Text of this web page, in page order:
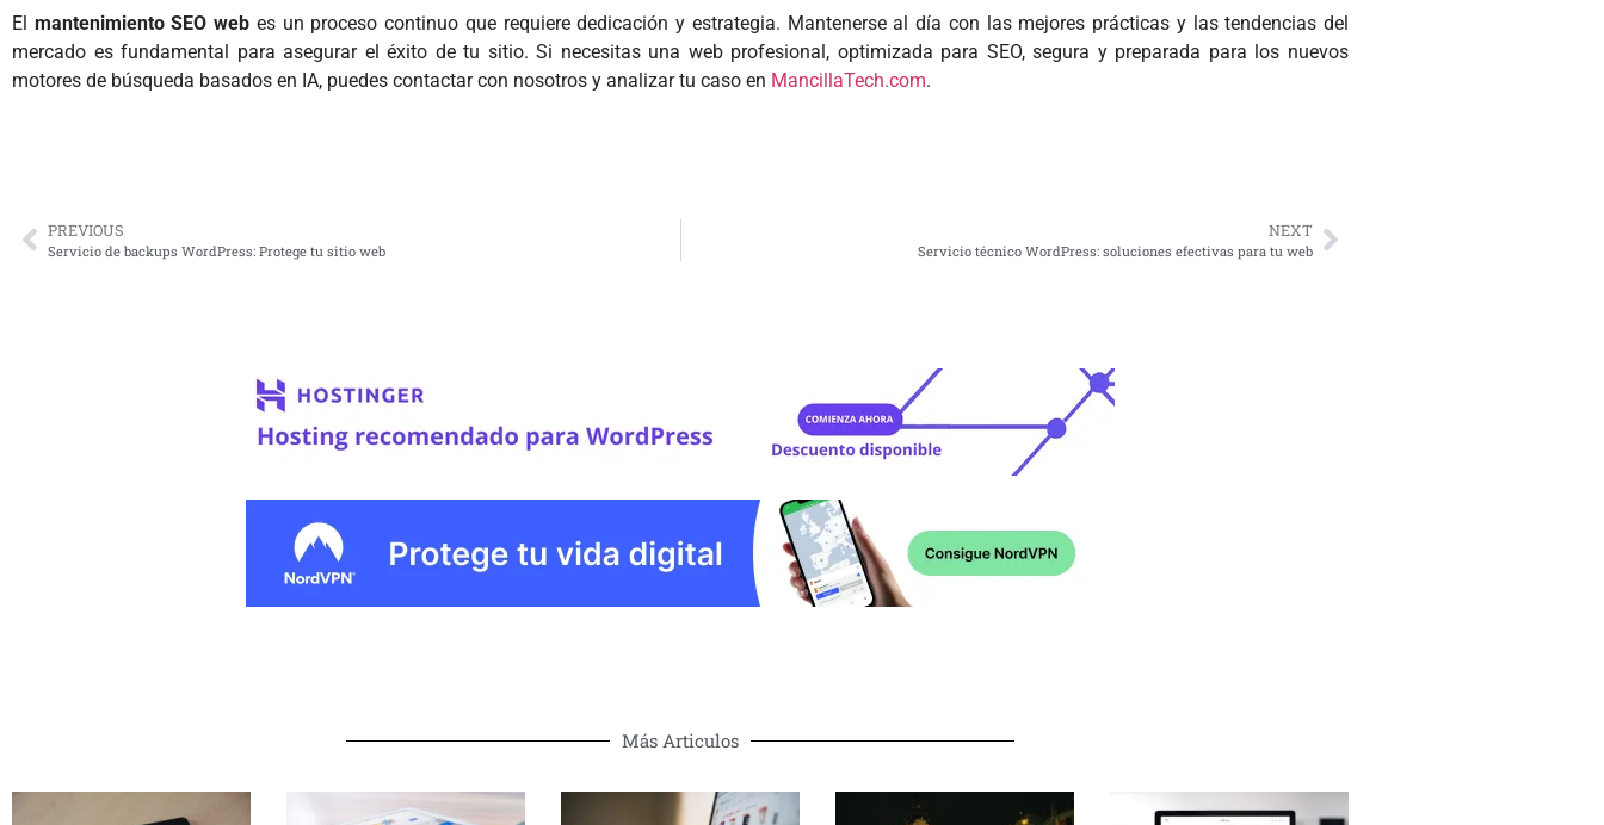
El mantenimiento SEO web es un proceso continuo que requiere dedicación y estrategia. Mantenerse al día con las mejores prácticas y las tendencias del
mercado es fundamental para asegurar el éxito de tu sitio. Si necesitas una web profesional, optimizada para SEO, segura y preparada para los nuevos
motores de búsqueda basados en IA, puedes contactar con nosotros y analizar tu caso en MancillaTech.com.
PREVIOUS
Servicio de backups WordPress: Protege tu sitio web
NEXT
Servicio técnico WordPress: soluciones efectivas para tu web
Más Articulos